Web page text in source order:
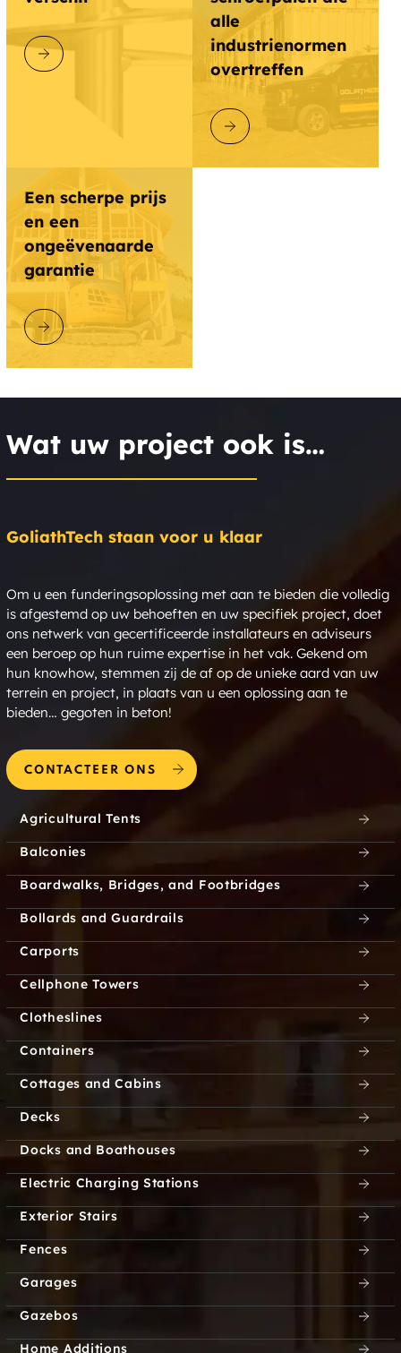
ONTDEK GOLIATHTECH
alle
industrienormen
overtreffen
ONTDEK GOLIATHTECH
Een scherpe prijs
en een
ongeëvenaarde
garantie
ONTDEK GOLIATHTECH
Wat uw project ook is…
GoliathTech staan voor u klaar
Om u een funderingsoplossing met aan te bieden die volledig
is afgestemd op uw behoeften en uw specifiek project, doet
ons netwerk van gecertificeerde installateurs en adviseurs
een beroep op hun ruime expertise in het vak. Gekend om
hun knowhow, stemmen zij de af op de unieke aard van uw
terrein en project, in plaats van u een oplossing aan te
bieden… gegoten in beton!
CONTACTEER ONS
Agricultural Tents
Balconies
Boardwalks, Bridges, and Footbridges
Bollards and Guardrails
Carports
Cellphone Towers
Clotheslines
Containers
Cottages and Cabins
Decks
Docks and Boathouses
Electric Charging Stations
Exterior Stairs
Fences
Garages
Gazebos
Home Additions